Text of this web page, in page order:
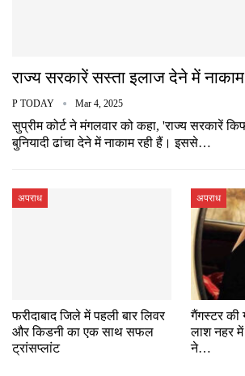
राज्य सरकारें सस्ता इलाज देने में
P TODAY Mar 4, 2025
सुप्रीम कोर्ट ने मंगलवार को कहा, 'राज्य सरकारें
बुनियादी ढांचा देने में नाकाम रही हैं। इससे…
अपराध
फरीदाबाद जिले में पहली बार लिवर
और किडनी का एक साथ सफल
ट्रांसप्लांट
अपराध
गैंगस्टर की
लाश नहर में
ने…